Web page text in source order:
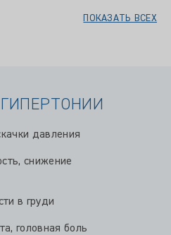
ПОКАЗАТЬ ВСЕХ
давления
снижение
в груди
головная боль